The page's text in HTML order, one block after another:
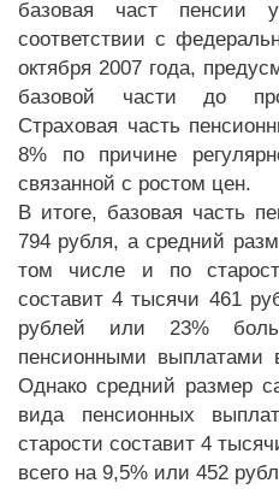
базовая част пенсии
соответствии с
октября 2007 года,
базовой части до
Страховая часть
8% по причине
связанной с ростом цен.
В итоге, базовая часть
794 рубля, а средний
том числе и по
составит 4 тысячи 461
рублей или 23%
пенсионными выплатами
Однако средний размер
вида пенсионных
старости составит 4
всего на 9,5% или 452